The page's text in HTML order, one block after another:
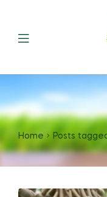
Home Posts